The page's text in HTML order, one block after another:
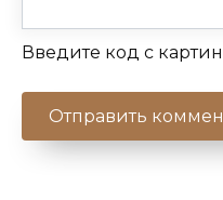
Введите код с